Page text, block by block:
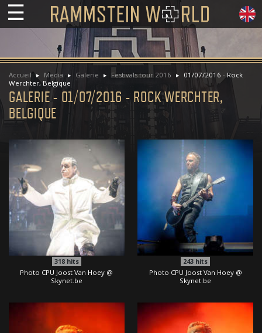
☰
Accueil Media Galerie Festivals tour 2016
01/07/2016 - Rock
Werchter, Belgique
GALERIE - 01/07/2016 - ROCK WERCHTER,
BELGIQUE
318hits
Photo CPU Joost Van Hoey @
Skynet.be
243 hits
Photo CPU Joost Van Hoey @
Skynet.be